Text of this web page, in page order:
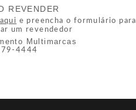
REVENDER
e preencha o formulário para
um revendedor
Multimarcas
4444